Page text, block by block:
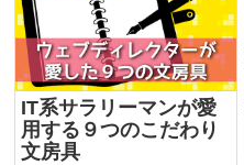
IT系サラリーマンが愛
用する９つのこだわり
文房具